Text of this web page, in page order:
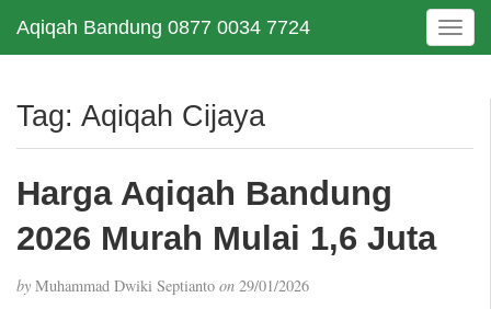
Aqiqah Bandung 0877 0034 7724
T
o
e
Tag: Aqiqah Cijaya
Harga Aqiqah Bandung
2026 Murah Mulai 1,6 Juta
by Muhammad Dwiki Septianto on 29/01/2026